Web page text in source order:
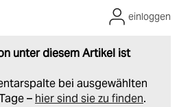
unter diesem Artikel ist
bei ausgewählten
– hier sind sie zu finden.
einloggen